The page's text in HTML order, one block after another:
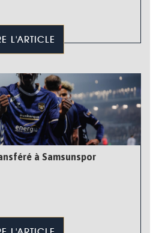
L'ARTICLE
à Samsunspor